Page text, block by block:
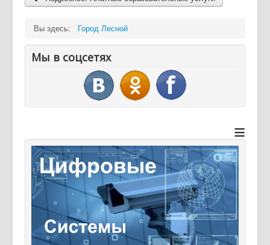
Вы здесь: Город Лесной
Мы в соцсетях
≡